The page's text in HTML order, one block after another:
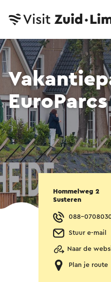
Hommelweg 2
Susteren
088-
Stuur e-mail
Naar de
Plan je route